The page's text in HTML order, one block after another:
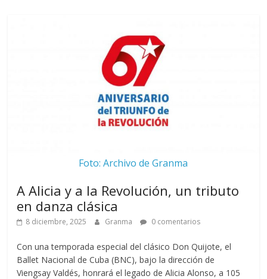
Foto: Archivo de Granma
A Alicia y a la Revolución, un tributo
en danza clásica
8 diciembre, 2025 Granma 0 comentarios
Con una temporada especial del clásico Don Quijote, el
Ballet Nacional de Cuba (BNC), bajo la dirección de
Viengsay Valdés, honrará el legado de Alicia Alonso, a 105